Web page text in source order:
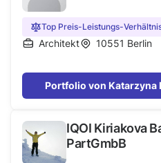
Top Preis-Leistungs-
Architekt 10551 Berlin
Portfolio von Katarzyna
IQOI Kiriakova
PartGmbB